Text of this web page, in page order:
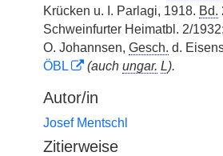
Krücken u. I. Parlagi, 1918. Bd.
Schweinfurter Heimatbl. 2/1932;
O. Johannsen, Gesch. d.
ÖBL
(auch ungar. L).
Autor/in
Josef Mentschl
Zitierweise